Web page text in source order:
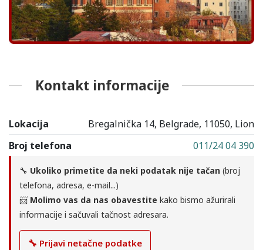
Kontakt informacije
Lokacija
Bregalnička 14, Belgrade, 11050, Lion
Broj telefona
011/24 04 390
🔧 Ukoliko primetite da neki podatak nije tačan (broj
telefona, adresa, e-mail...)
📨 Molimo vas da nas obavestite kako bismo ažurirali
informacije i sačuvali tačnost adresara.
🔧 Prijavi netačne podatke